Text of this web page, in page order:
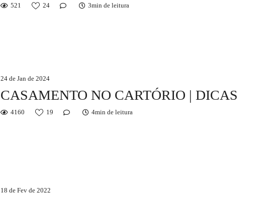
521 24 3min de leitura
24 de Jan de 2024
CASAMENTO NO CARTÓRIO | DICAS
4160 19 4min de leitura
18 de Fev de 2022